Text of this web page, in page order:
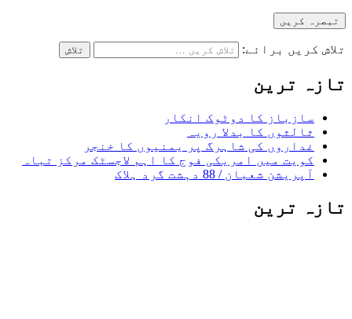
تلاش کریں برائے:
تازہ ترین
سازباز کا دوٹوک انکار
ثالثوں کا بدلا رویہ
غداروں کی شاہرگ پر یمنیوں کا خنجر
کویت میں امریکی فوج کا اہم لاجسٹک مرکز تباہ
آپریشن شعبان / 88 دہشت گرد ہلاک
تازہ ترین